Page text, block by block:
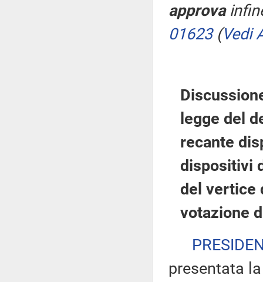
approva
01623 (Vedi
legge del
recante
dispositivi
del vertice
votazione
presentata